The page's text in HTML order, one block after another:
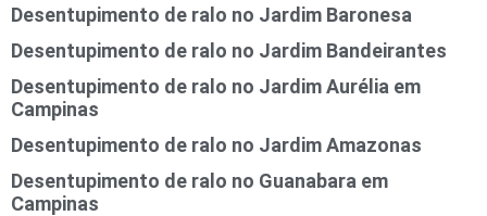
Desentupimento de ralo no Jardim Baronesa
Desentupimento de ralo no Jardim Bandeirantes
Desentupimento de ralo no Jardim Aurélia em
Campinas
Desentupimento de ralo no Jardim Amazonas
Desentupimento de ralo no Guanabara em
Campinas